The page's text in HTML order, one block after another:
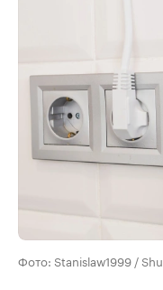
Фото: Stanislaw1999 /